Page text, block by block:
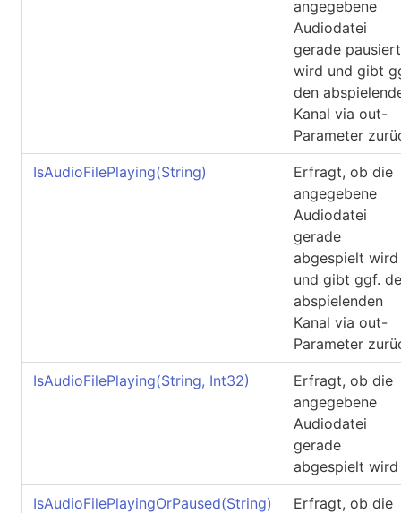
angegebene
Audiodatei
gerade pausiert
wird und gibt
den
Kanal via out-
Parameter
IsAudioFilePlaying(String)
Erfragt, ob die
angegebene
Audiodatei
gerade
abgespielt wird
und gibt ggf.
abspielenden
Kanal via out-
Parameter
IsAudioFilePlaying(String, Int32)
Erfragt, ob die
angegebene
Audiodatei
gerade
abgespielt wird
IsAudioFilePlayingOrPaused(String)
Erfragt, ob die